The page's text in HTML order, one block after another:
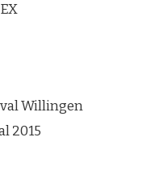
Willingen
2015